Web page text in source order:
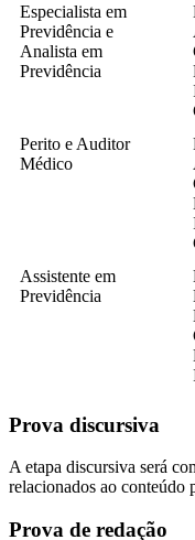
Especialista em
Previdência e
Analista em
Previdência
Perito e Auditor
Médico
Assistente em
Previdência
Prova discursiva
A etapa discursiva será
relacionados ao conteúdo
Prova de redação